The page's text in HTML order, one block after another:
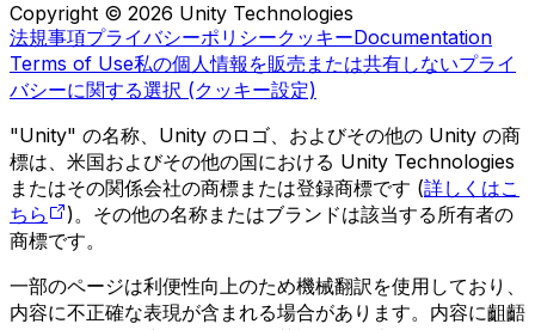
Copyright © 2026 Unity Technologies
法規事項プライバシーポリシークッキーDocumentation
Terms of Use私の個人情報を販売または共有しないプライ
バシーに関する選択 (クッキー設定)
"Unity" の名称、Unity のロゴ、およびその他の Unity の商
標は、米国およびその他の国における Unity Technologies
またはその関係会社の商標または登録商標です (詳しくはこ
ちら
)。その他の名称またはブランドは該当する所有者の
商標です。
一部のページは利便性向上のため機械翻訳を使用しており、
内容に不正確な表現が含まれる場合があります。内容に齟齬